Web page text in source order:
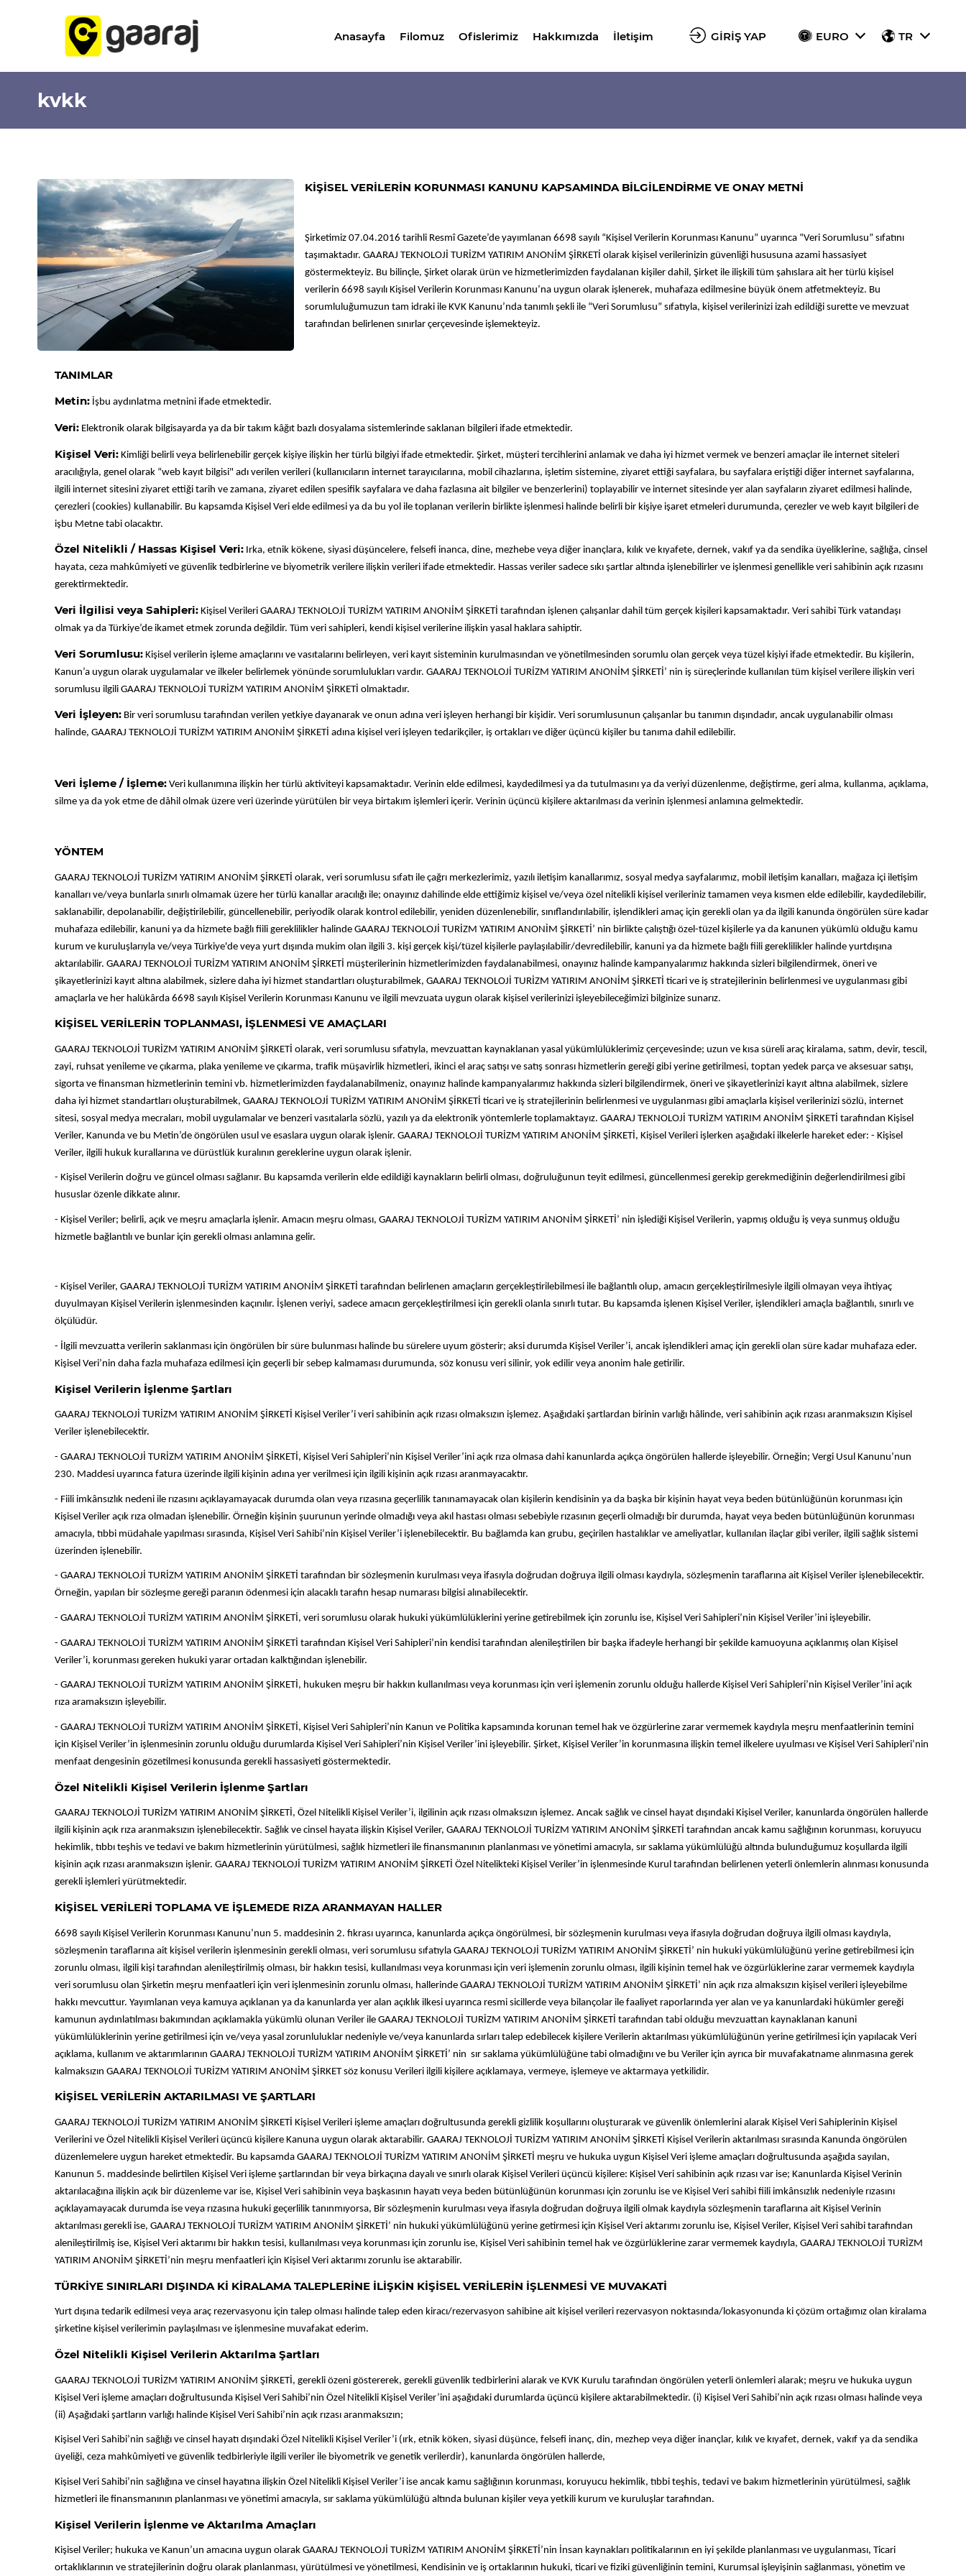
Anasayfa Filomuz Ofislerimiz Hakkımızda İletişim GİRİŞ YAP EURO TR
kvkk
KİŞİSEL VERİLERİN KORUNMASI KANUNU KAPSAMINDA BİLGİLENDİRME VE ONAY METNİ
Şirketimiz 07.04.2016 tarihli Resmî Gazete’de yayımlanan 6698 sayılı “Kişisel Verilerin Korunması Kanunu” uyarınca “Veri Sorumlusu” sıfatını
taşımaktadır. GAARAJ TEKNOLOJİ TURİZM YATIRIM ANONİM ŞİRKETİ olarak kişisel verilerinizin güvenliği hususuna azami hassasiyet
göstermekteyiz. Bu bilinçle, Şirket olarak ürün ve hizmetlerimizden faydalanan kişiler dahil, Şirket ile ilişkili tüm şahıslara ait her türlü kişisel
verilerin 6698 sayılı Kişisel Verilerin Korunması Kanunu’na uygun olarak işlenerek, muhafaza edilmesine büyük önem atfetmekteyiz. Bu
sorumluluğumuzun tam idraki ile KVK Kanunu’nda tanımlı şekli ile “Veri Sorumlusu” sıfatıyla, kişisel verilerinizi izah edildiği surette ve mevzuat
tarafından belirlenen sınırlar çerçevesinde işlemekteyiz.
TANIMLAR
Metin: İşbu aydınlatma metnini ifade etmektedir.
Veri: Elektronik olarak bilgisayarda ya da bir takım kâğıt bazlı dosyalama sistemlerinde saklanan bilgileri ifade etmektedir.
Kişisel Veri: Kimliği belirli veya belirlenebilir gerçek kişiye ilişkin her türlü bilgiyi ifade etmektedir. Şirket, müşteri tercihlerini anlamak ve daha iyi hizmet vermek ve benzeri amaçlar ile internet siteleri
aracılığıyla, genel olarak “web kayıt bilgisi" adı verilen verileri (kullanıcıların internet tarayıcılarına, mobil cihazlarına, işletim sistemine, ziyaret ettiği sayfalara, bu sayfalara eriştiği diğer internet sayfalarına,
ilgili internet sitesini ziyaret ettiği tarih ve zamana, ziyaret edilen spesifik sayfalara ve daha fazlasına ait bilgiler ve benzerlerini) toplayabilir ve internet sitesinde yer alan sayfaların ziyaret edilmesi halinde,
çerezleri (cookies) kullanabilir. Bu kapsamda Kişisel Veri elde edilmesi ya da bu yol ile toplanan verilerin birlikte işlenmesi halinde belirli bir kişiye işaret etmeleri durumunda, çerezler ve web kayıt bilgileri de
işbu Metne tabi olacaktır.
Özel Nitelikli / Hassas Kişisel Veri: Irka, etnik kökene, siyasi düşüncelere, felsefi inanca, dine, mezhebe veya diğer inançlara, kılık ve kıyafete, dernek, vakıf ya da sendika üyeliklerine, sağlığa, cinsel
hayata, ceza mahkûmiyeti ve güvenlik tedbirlerine ve biyometrik verilere ilişkin verileri ifade etmektedir. Hassas veriler sadece sıkı şartlar altında işlenebilirler ve işlenmesi genellikle veri sahibinin açık rızasını
gerektirmektedir.
Veri İlgilisi veya Sahipleri: Kişisel Verileri GAARAJ TEKNOLOJİ TURİZM YATIRIM ANONİM ŞİRKETİ tarafından işlenen çalışanlar dahil tüm gerçek kişileri kapsamaktadır. Veri sahibi Türk vatandaşı
olmak ya da Türkiye’de ikamet etmek zorunda değildir. Tüm veri sahipleri, kendi kişisel verilerine ilişkin yasal haklara sahiptir.
Veri Sorumlusu: Kişisel verilerin işleme amaçlarını ve vasıtalarını belirleyen, veri kayıt sisteminin kurulmasından ve yönetilmesinden sorumlu olan gerçek veya tüzel kişiyi ifade etmektedir. Bu kişilerin,
Kanun’a uygun olarak uygulamalar ve ilkeler belirlemek yönünde sorumlulukları vardır. GAARAJ TEKNOLOJİ TURİZM YATIRIM ANONİM ŞİRKETİ’ nin iş süreçlerinde kullanılan tüm kişisel verilere ilişkin veri
sorumlusu ilgili GAARAJ TEKNOLOJİ TURİZM YATIRIM ANONİM ŞİRKETİ olmaktadır.
Veri İşleyen: Bir veri sorumlusu tarafından verilen yetkiye dayanarak ve onun adına veri işleyen herhangi bir kişidir. Veri sorumlusunun çalışanlar bu tanımın dışındadır, ancak uygulanabilir olması
halinde, GAARAJ TEKNOLOJİ TURİZM YATIRIM ANONİM ŞİRKETİ adına kişisel veri işleyen tedarikçiler, iş ortakları ve diğer üçüncü kişiler bu tanıma dahil edilebilir.
Veri İşleme / İşleme: Veri kullanımına ilişkin her türlü aktiviteyi kapsamaktadır. Verinin elde edilmesi, kaydedilmesi ya da tutulmasını ya da veriyi düzenlenme, değiştirme, geri alma, kullanma, açıklama,
silme ya da yok etme de dâhil olmak üzere veri üzerinde yürütülen bir veya birtakım işlemleri içerir. Verinin üçüncü kişilere aktarılması da verinin işlenmesi anlamına gelmektedir.
YÖNTEM
GAARAJ TEKNOLOJİ TURİZM YATIRIM ANONİM ŞİRKETİ olarak, veri sorumlusu sıfatı ile çağrı merkezlerimiz, yazılı iletişim kanallarımız, sosyal medya sayfalarımız, mobil iletişim kanalları, mağaza içi iletişim
kanalları ve/veya bunlarla sınırlı olmamak üzere her türlü kanallar aracılığı ile; onayınız dahilinde elde ettiğimiz kişisel ve/veya özel nitelikli kişisel verileriniz tamamen veya kısmen elde edilebilir, kaydedilebilir,
saklanabilir, depolanabilir, değiştirilebilir, güncellenebilir, periyodik olarak kontrol edilebilir, yeniden düzenlenebilir, sınıflandırılabilir, işlendikleri amaç için gerekli olan ya da ilgili kanunda öngörülen süre kadar
muhafaza edilebilir, kanuni ya da hizmete bağlı fiili gereklilikler halinde GAARAJ TEKNOLOJİ TURİZM YATIRIM ANONİM ŞİRKETİ’ nin birlikte çalıştığı özel-tüzel kişilerle ya da kanunen yükümlü olduğu kamu
kurum ve kuruluşlarıyla ve/veya Türkiye'de veya yurt dışında mukim olan ilgili 3. kişi gerçek kişi/tüzel kişilerle paylaşılabilir/devredilebilir, kanuni ya da hizmete bağlı fiili gereklilikler halinde yurtdışına
aktarılabilir. GAARAJ TEKNOLOJİ TURİZM YATIRIM ANONİM ŞİRKETİ müşterilerinin hizmetlerimizden faydalanabilmesi, onayınız halinde kampanyalarımız hakkında sizleri bilgilendirmek, öneri ve
şikayetlerinizi kayıt altına alabilmek, sizlere daha iyi hizmet standartları oluşturabilmek, GAARAJ TEKNOLOJİ TURİZM YATIRIM ANONİM ŞİRKETİ ticari ve iş stratejilerinin belirlenmesi ve uygulanması gibi
amaçlarla ve her halükârda 6698 sayılı Kişisel Verilerin Korunması Kanunu ve ilgili mevzuata uygun olarak kişisel verilerinizi işleyebileceğimizi bilginize sunarız.
KİŞİSEL VERİLERİN TOPLANMASI, İŞLENMESİ VE AMAÇLARI
GAARAJ TEKNOLOJİ TURİZM YATIRIM ANONİM ŞİRKETİ olarak, veri sorumlusu sıfatıyla, mevzuattan kaynaklanan yasal yükümlülüklerimiz çerçevesinde; uzun ve kısa süreli araç kiralama, satım, devir, tescil,
zayi, ruhsat yenileme ve çıkarma, plaka yenileme ve çıkarma, trafik müşavirlik hizmetleri, ikinci el araç satışı ve satış sonrası hizmetlerin gereği gibi yerine getirilmesi, toptan yedek parça ve aksesuar satışı,
sigorta ve finansman hizmetlerinin temini vb. hizmetlerimizden faydalanabilmeniz, onayınız halinde kampanyalarımız hakkında sizleri bilgilendirmek, öneri ve şikayetlerinizi kayıt altına alabilmek, sizlere
daha iyi hizmet standartları oluşturabilmek, GAARAJ TEKNOLOJİ TURİZM YATIRIM ANONİM ŞİRKETİ ticari ve iş stratejilerinin belirlenmesi ve uygulanması gibi amaçlarla kişisel verilerinizi sözlü, internet
sitesi, sosyal medya mecraları, mobil uygulamalar ve benzeri vasıtalarla sözlü, yazılı ya da elektronik yöntemlerle toplamaktayız. GAARAJ TEKNOLOJİ TURİZM YATIRIM ANONİM ŞİRKETİ tarafından Kişisel
Veriler, Kanunda ve bu Metin’de öngörülen usul ve esaslara uygun olarak işlenir. GAARAJ TEKNOLOJİ TURİZM YATIRIM ANONİM ŞİRKETİ, Kişisel Verileri işlerken aşağıdaki ilkelerle hareket eder: - Kişisel
Veriler, ilgili hukuk kurallarına ve dürüstlük kuralının gereklerine uygun olarak işlenir.
- Kişisel Verilerin doğru ve güncel olması sağlanır. Bu kapsamda verilerin elde edildiği kaynakların belirli olması, doğruluğunun teyit edilmesi, güncellenmesi gerekip gerekmediğinin değerlendirilmesi gibi
hususlar özenle dikkate alınır.
- Kişisel Veriler; belirli, açık ve meşru amaçlarla işlenir. Amacın meşru olması, GAARAJ TEKNOLOJİ TURİZM YATIRIM ANONİM ŞİRKETİ’ nin işlediği Kişisel Verilerin, yapmış olduğu iş veya sunmuş olduğu
hizmetle bağlantılı ve bunlar için gerekli olması anlamına gelir.
- Kişisel Veriler, GAARAJ TEKNOLOJİ TURİZM YATIRIM ANONİM ŞİRKETİ tarafından belirlenen amaçların gerçekleştirilebilmesi ile bağlantılı olup, amacın gerçekleştirilmesiyle ilgili olmayan veya ihtiyaç
duyulmayan Kişisel Verilerin işlenmesinden kaçınılır. İşlenen veriyi, sadece amacın gerçekleştirilmesi için gerekli olanla sınırlı tutar. Bu kapsamda işlenen Kişisel Veriler, işlendikleri amaçla bağlantılı, sınırlı ve
ölçülüdür.
- İlgili mevzuatta verilerin saklanması için öngörülen bir süre bulunması halinde bu sürelere uyum gösterir; aksi durumda Kişisel Veriler’i, ancak işlendikleri amaç için gerekli olan süre kadar muhafaza eder.
Kişisel Veri’nin daha fazla muhafaza edilmesi için geçerli bir sebep kalmaması durumunda, söz konusu veri silinir, yok edilir veya anonim hale getirilir.
Kişisel Verilerin İşlenme Şartları
GAARAJ TEKNOLOJİ TURİZM YATIRIM ANONİM ŞİRKETİ Kişisel Veriler’i veri sahibinin açık rızası olmaksızın işlemez. Aşağıdaki şartlardan birinin varlığı hâlinde, veri sahibinin açık rızası aranmaksızın Kişisel
Veriler işlenebilecektir.
- GAARAJ TEKNOLOJİ TURİZM YATIRIM ANONİM ŞİRKETİ, Kişisel Veri Sahipleri’nin Kişisel Veriler’ini açık rıza olmasa dahi kanunlarda açıkça öngörülen hallerde işleyebilir. Örneğin; Vergi Usul Kanunu’nun
230. Maddesi uyarınca fatura üzerinde ilgili kişinin adına yer verilmesi için ilgili kişinin açık rızası aranmayacaktır.
- Fiili imkânsızlık nedeni ile rızasını açıklayamayacak durumda olan veya rızasına geçerlilik tanınamayacak olan kişilerin kendisinin ya da başka bir kişinin hayat veya beden bütünlüğünün korunması için
Kişisel Veriler açık rıza olmadan işlenebilir. Örneğin kişinin şuurunun yerinde olmadığı veya akıl hastası olması sebebiyle rızasının geçerli olmadığı bir durumda, hayat veya beden bütünlüğünün korunması
amacıyla, tıbbi müdahale yapılması sırasında, Kişisel Veri Sahibi’nin Kişisel Veriler’i işlenebilecektir. Bu bağlamda kan grubu, geçirilen hastalıklar ve ameliyatlar, kullanılan ilaçlar gibi veriler, ilgili sağlık sistemi
üzerinden işlenebilir.
- GAARAJ TEKNOLOJİ TURİZM YATIRIM ANONİM ŞİRKETİ tarafından bir sözleşmenin kurulması veya ifasıyla doğrudan doğruya ilgili olması kaydıyla, sözleşmenin taraflarına ait Kişisel Veriler işlenebilecektir.
Örneğin, yapılan bir sözleşme gereği paranın ödenmesi için alacaklı tarafın hesap numarası bilgisi alınabilecektir.
- GAARAJ TEKNOLOJİ TURİZM YATIRIM ANONİM ŞİRKETİ, veri sorumlusu olarak hukuki yükümlülüklerini yerine getirebilmek için zorunlu ise, Kişisel Veri Sahipleri’nin Kişisel Veriler’ini işleyebilir.
- GAARAJ TEKNOLOJİ TURİZM YATIRIM ANONİM ŞİRKETİ tarafından Kişisel Veri Sahipleri’nin kendisi tarafından alenileştirilen bir başka ifadeyle herhangi bir şekilde kamuoyuna açıklanmış olan Kişisel
Veriler’i, korunması gereken hukuki yarar ortadan kalktığından işlenebilir.
- GAARAJ TEKNOLOJİ TURİZM YATIRIM ANONİM ŞİRKETİ, hukuken meşru bir hakkın kullanılması veya korunması için veri işlemenin zorunlu olduğu hallerde Kişisel Veri Sahipleri’nin Kişisel Veriler’ini açık
rıza aramaksızın işleyebilir.
- GAARAJ TEKNOLOJİ TURİZM YATIRIM ANONİM ŞİRKETİ, Kişisel Veri Sahipleri’nin Kanun ve Politika kapsamında korunan temel hak ve özgürlerine zarar vermemek kaydıyla meşru menfaatlerinin temini
için Kişisel Veriler’in işlenmesinin zorunlu olduğu durumlarda Kişisel Veri Sahipleri’nin Kişisel Veriler’ini işleyebilir. Şirket, Kişisel Veriler’in korunmasına ilişkin temel ilkelere uyulması ve Kişisel Veri Sahipleri’nin
menfaat dengesinin gözetilmesi konusunda gerekli hassasiyeti göstermektedir.
Özel Nitelikli Kişisel Verilerin İşlenme Şartları
GAARAJ TEKNOLOJİ TURİZM YATIRIM ANONİM ŞİRKETİ, Özel Nitelikli Kişisel Veriler’i, ilgilinin açık rızası olmaksızın işlemez. Ancak sağlık ve cinsel hayat dışındaki Kişisel Veriler, kanunlarda öngörülen hallerde
ilgili kişinin açık rıza aranmaksızın işlenebilecektir. Sağlık ve cinsel hayata ilişkin Kişisel Veriler, GAARAJ TEKNOLOJİ TURİZM YATIRIM ANONİM ŞİRKETİ tarafından ancak kamu sağlığının korunması, koruyucu
hekimlik, tıbbı teşhis ve tedavi ve bakım hizmetlerinin yürütülmesi, sağlık hizmetleri ile finansmanının planlanması ve yönetimi amacıyla, sır saklama yükümlülüğü altında bulunduğumuz koşullarda ilgili
kişinin açık rızası aranmaksızın işlenir. GAARAJ TEKNOLOJİ TURİZM YATIRIM ANONİM ŞİRKETİ Özel Nitelikteki Kişisel Veriler’in işlenmesinde Kurul tarafından belirlenen yeterli önlemlerin alınması konusunda
gerekli işlemleri yürütmektedir.
KİŞİSEL VERİLERİ TOPLAMA VE İŞLEMEDE RIZA ARANMAYAN HALLER
6698 sayılı Kişisel Verilerin Korunması Kanunu’nun 5. maddesinin 2. fıkrası uyarınca, kanunlarda açıkça öngörülmesi, bir sözleşmenin kurulması veya ifasıyla doğrudan doğruya ilgili olması kaydıyla,
sözleşmenin taraflarına ait kişisel verilerin işlenmesinin gerekli olması, veri sorumlusu sıfatıyla GAARAJ TEKNOLOJİ TURİZM YATIRIM ANONİM ŞİRKETİ’ nin hukuki yükümlülüğünü yerine getirebilmesi için
zorunlu olması, ilgili kişi tarafından alenileştirilmiş olması, bir hakkın tesisi, kullanılması veya korunması için veri işlemenin zorunlu olması, ilgili kişinin temel hak ve özgürlüklerine zarar vermemek kaydıyla
veri sorumlusu olan Şirketin meşru menfaatleri için veri işlenmesinin zorunlu olması, hallerinde GAARAJ TEKNOLOJİ TURİZM YATIRIM ANONİM ŞİRKETİ’ nin açık rıza almaksızın kişisel verileri işleyebilme
hakkı mevcuttur. Yayımlanan veya kamuya açıklanan ya da kanunlarda yer alan açıklık ilkesi uyarınca resmi sicillerde veya bilançolar ile faaliyet raporlarında yer alan ve ya kanunlardaki hükümler gereği
kamunun aydınlatılması bakımından açıklamakla yükümlü olunan Veriler ile GAARAJ TEKNOLOJİ TURİZM YATIRIM ANONİM ŞİRKETİ tarafından tabi olduğu mevzuattan kaynaklanan kanuni
yükümlülüklerinin yerine getirilmesi için ve/veya yasal zorunluluklar nedeniyle ve/veya kanunlarda sırları talep edebilecek kişilere Verilerin aktarılması yükümlülüğünün yerine getirilmesi için yapılacak Veri
açıklama, kullanım ve aktarımlarının GAARAJ TEKNOLOJİ TURİZM YATIRIM ANONİM ŞİRKETİ’ nin sır saklama yükümlülüğüne tabi olmadığını ve bu Veriler için ayrıca bir muvafakatname alınmasına gerek
kalmaksızın GAARAJ TEKNOLOJİ TURİZM YATIRIM ANONİM ŞİRKET söz konusu Verileri ilgili kişilere açıklamaya, vermeye, işlemeye ve aktarmaya yetkilidir.
KİŞİSEL VERİLERİN AKTARILMASI VE ŞARTLARI
GAARAJ TEKNOLOJİ TURİZM YATIRIM ANONİM ŞİRKETİ Kişisel Verileri işleme amaçları doğrultusunda gerekli gizlilik koşullarını oluşturarak ve güvenlik önlemlerini alarak Kişisel Veri Sahiplerinin Kişisel
Verilerini ve Özel Nitelikli Kişisel Verileri üçüncü kişilere Kanuna uygun olarak aktarabilir. GAARAJ TEKNOLOJİ TURİZM YATIRIM ANONİM ŞİRKETİ Kişisel Verilerin aktarılması sırasında Kanunda öngörülen
düzenlemelere uygun hareket etmektedir. Bu kapsamda GAARAJ TEKNOLOJİ TURİZM YATIRIM ANONİM ŞİRKETİ meşru ve hukuka uygun Kişisel Veri işleme amaçları doğrultusunda aşağıda sayılan,
Kanunun 5. maddesinde belirtilen Kişisel Veri işleme şartlarından bir veya birkaçına dayalı ve sınırlı olarak Kişisel Verileri üçüncü kişilere: Kişisel Veri sahibinin açık rızası var ise; Kanunlarda Kişisel Verinin
aktarılacağına ilişkin açık bir düzenleme var ise, Kişisel Veri sahibinin veya başkasının hayatı veya beden bütünlüğünün korunması için zorunlu ise ve Kişisel Veri sahibi fiili imkânsızlık nedeniyle rızasını
açıklayamayacak durumda ise veya rızasına hukuki geçerlilik tanınmıyorsa, Bir sözleşmenin kurulması veya ifasıyla doğrudan doğruya ilgili olmak kaydıyla sözleşmenin taraflarına ait Kişisel Verinin
aktarılması gerekli ise, GAARAJ TEKNOLOJİ TURİZM YATIRIM ANONİM ŞİRKETİ’ nin hukuki yükümlülüğünü yerine getirmesi için Kişisel Veri aktarımı zorunlu ise, Kişisel Veriler, Kişisel Veri sahibi tarafından
alenileştirilmiş ise, Kişisel Veri aktarımı bir hakkın tesisi, kullanılması veya korunması için zorunlu ise, Kişisel Veri sahibinin temel hak ve özgürlüklerine zarar vermemek kaydıyla, GAARAJ TEKNOLOJİ TURİZM
YATIRIM ANONİM ŞİRKETİ’nin meşru menfaatleri için Kişisel Veri aktarımı zorunlu ise aktarabilir.
TÜRKİYE SINIRLARI DIŞINDA Kİ KİRALAMA TALEPLERİNE İLİŞKİN KİŞİSEL VERİLERİN İŞLENMESİ VE MUVAKATİ
Yurt dışına tedarik edilmesi veya araç rezervasyonu için talep olması halinde talep eden kiracı/rezervasyon sahibine ait kişisel verileri rezervasyon noktasında/lokasyonunda ki çözüm ortağımız olan kiralama
şirketine kişisel verilerimin paylaşılması ve işlenmesine muvafakat ederim.
Özel Nitelikli Kişisel Verilerin Aktarılma Şartları
GAARAJ TEKNOLOJİ TURİZM YATIRIM ANONİM ŞİRKETİ, gerekli özeni göstererek, gerekli güvenlik tedbirlerini alarak ve KVK Kurulu tarafından öngörülen yeterli önlemleri alarak; meşru ve hukuka uygun
Kişisel Veri işleme amaçları doğrultusunda Kişisel Veri Sahibi’nin Özel Nitelikli Kişisel Veriler’ini aşağıdaki durumlarda üçüncü kişilere aktarabilmektedir. (i) Kişisel Veri Sahibi’nin açık rızası olması halinde veya
(ii) Aşağıdaki şartların varlığı halinde Kişisel Veri Sahibi’nin açık rızası aranmaksızın;
Kişisel Veri Sahibi’nin sağlığı ve cinsel hayatı dışındaki Özel Nitelikli Kişisel Veriler’i (ırk, etnik köken, siyasi düşünce, felsefi inanç, din, mezhep veya diğer inançlar, kılık ve kıyafet, dernek, vakıf ya da sendika
üyeliği, ceza mahkûmiyeti ve güvenlik tedbirleriyle ilgili veriler ile biyometrik ve genetik verilerdir), kanunlarda öngörülen hallerde,
Kişisel Veri Sahibi’nin sağlığına ve cinsel hayatına ilişkin Özel Nitelikli Kişisel Veriler’i ise ancak kamu sağlığının korunması, koruyucu hekimlik, tıbbi teşhis, tedavi ve bakım hizmetlerinin yürütülmesi, sağlık
hizmetleri ile finansmanının planlanması ve yönetimi amacıyla, sır saklama yükümlülüğü altında bulunan kişiler veya yetkili kurum ve kuruluşlar tarafından.
Kişisel Verilerin İşlenme ve Aktarılma Amaçları
Kişisel Veriler; hukuka ve Kanun’un amacına uygun olarak GAARAJ TEKNOLOJİ TURİZM YATIRIM ANONİM ŞİRKETİ’nin İnsan kaynakları politikalarının en iyi şekilde planlanması ve uygulanması, Ticari
ortaklıklarının ve stratejilerinin doğru olarak planlanması, yürütülmesi ve yönetilmesi, Kendisinin ve iş ortaklarının hukuki, ticari ve fiziki güvenliğinin temini, Kurumsal işleyişinin sağlanması, yönetim ve